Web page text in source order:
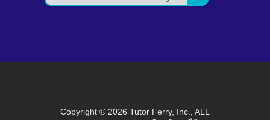
Copyright © 2026 Tutor Ferry, Inc., ALL